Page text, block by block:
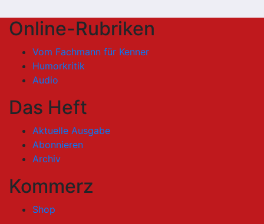
Online-Rubriken
Vom Fachmann für Kenner
Humorkritik
Audio
Das Heft
Aktuelle Ausgabe
Abonnieren
Archiv
Kommerz
Shop